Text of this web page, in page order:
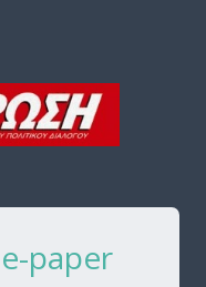
paper